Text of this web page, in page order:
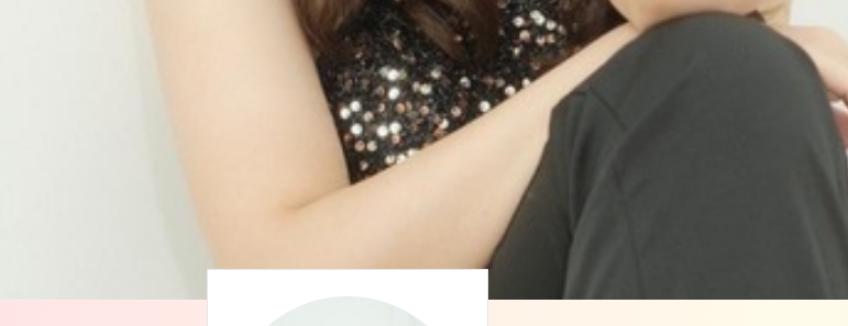
ライブ体験をもっと楽しく、もっと便利に。
こちら